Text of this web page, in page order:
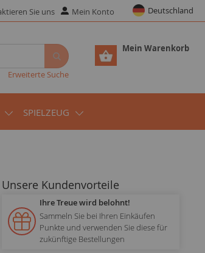
Sie uns Mein Konto Deutschland
Mein Warenkorb
Erweiterte Suche
SPIELZEUG
Unsere Kundenvorteile
Ihre Treue wird belohnt!
Sammeln Sie bei Ihren Einkäufen
Punkte und verwenden Sie diese für
zukünftige Bestellungen